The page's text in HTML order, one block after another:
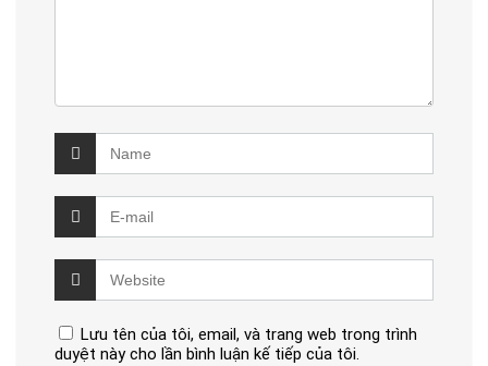
Lưu tên của tôi, email, và trang web trong trình
duyệt này cho lần bình luận kế tiếp của tôi.